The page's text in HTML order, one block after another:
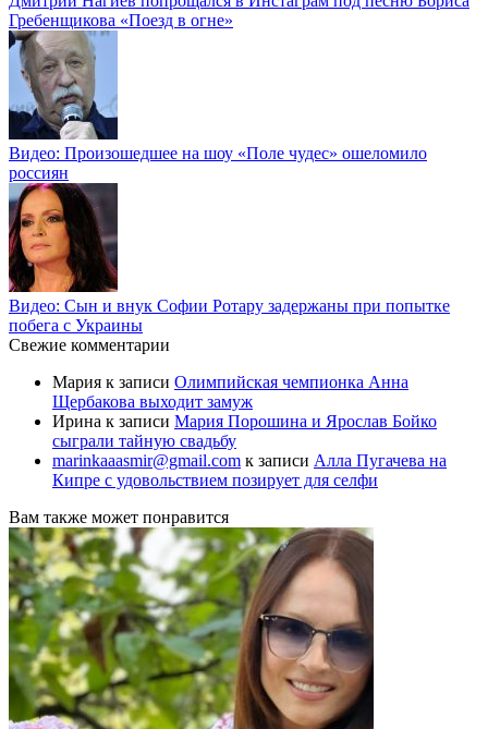
Гребенщикова «Поезд в огне»
Видео: Произошедшее на шоу «Поле чудес» ошеломило
россиян
Видео: Сын и внук Софии Ротару задержаны при попытке
побега с Украины
Свежие комментарии
Мария к записи Олимпийская чемпионка Анна
Щербакова выходит замуж
Ирина к записи Мария Порошина и Ярослав Бойко
сыграли тайную свадьбу
marinkaaasmir@gmail.com к записи Алла Пугачева на
Кипре с удовольствием позирует для селфи
Вам также может понравится